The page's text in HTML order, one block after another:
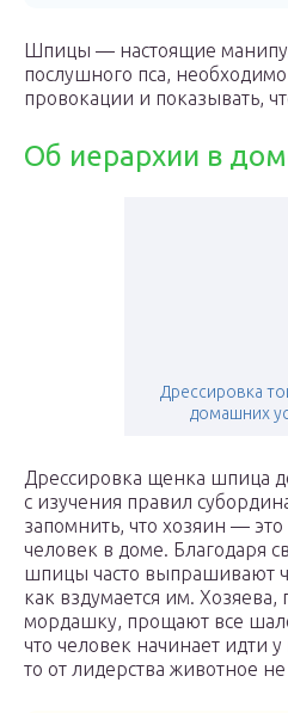
Шпицы — настоящие
послушного пса,
провокации и показывать,
Об иерархии в
Дрессировка
домашних
Дрессировка щенка шпица
с изучения правил
запомнить, что хозяин —
человек в доме. Благодаря
шпицы часто выпрашивают
как вздумается им. Хозяева,
мордашку, прощают все
что человек начинает идти
то от лидерства животное не